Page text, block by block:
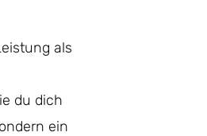
als
du dich
ein